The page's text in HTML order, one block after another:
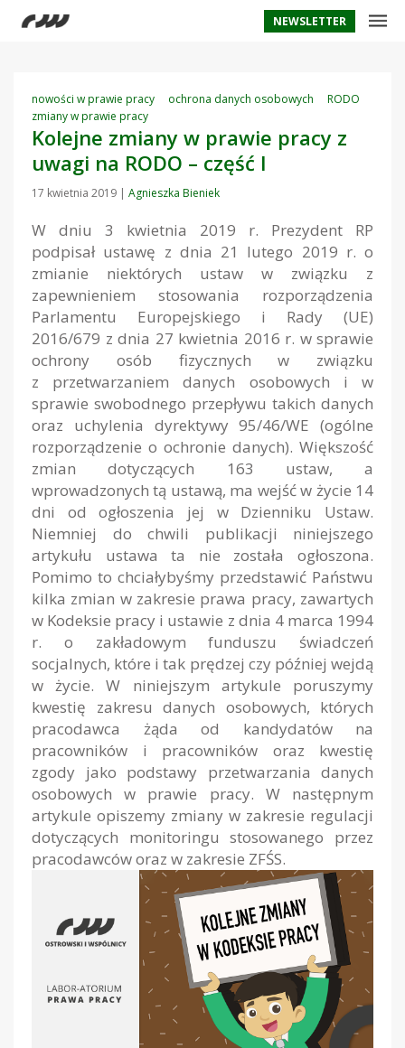
NEWSLETTER
nowości w prawie pracy ochrona danych osobowych
RODO
zmiany w prawie pracy
Kolejne zmiany w prawie pracy z
uwagi na RODO – część I
17 kwietnia 2019 | Agnieszka Bieniek
W dniu 3 kwietnia 2019 r. Prezydent RP
podpisał ustawę z dnia 21 lutego 2019 r. o
zmianie niektórych ustaw w związku z
zapewnieniem stosowania rozporządzenia
Parlamentu Europejskiego i Rady (UE)
2016/679 z dnia 27 kwietnia 2016 r. w sprawie
ochrony osób fizycznych w związku
z przetwarzaniem danych osobowych i w
sprawie swobodnego przepływu takich danych
oraz uchylenia dyrektywy 95/46/WE (ogólne
rozporządzenie o ochronie danych). Większość
zmian dotyczących 163 ustaw, a
wprowadzonych tą ustawą, ma wejść w życie 14
dni od ogłoszenia jej w Dzienniku Ustaw.
Niemniej do chwili publikacji niniejszego
artykułu ustawa ta nie została ogłoszona.
Pomimo to chciałybyśmy przedstawić Państwu
kilka zmian w zakresie prawa pracy, zawartych
w Kodeksie pracy i ustawie z dnia 4 marca 1994
r. o zakładowym funduszu świadczeń
socjalnych, które i tak prędzej czy później wejdą
w życie. W niniejszym artykule poruszymy
kwestię zakresu danych osobowych, których
pracodawca żąda od kandydatów na
pracowników i pracowników oraz kwestię
zgody jako podstawy przetwarzania danych
osobowych w prawie pracy. W następnym
artykule opiszemy zmiany w zakresie regulacji
dotyczących monitoringu stosowanego przez
pracodawców oraz w zakresie ZFŚS.